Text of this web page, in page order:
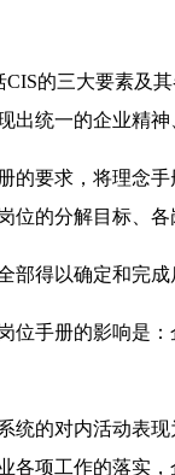
CIS的三大要素及
出统一的企业精
的要求，将理念
位的分解目标、各
部得以确定和完
位手册的影响是
统的对内活动表
各项工作的落实